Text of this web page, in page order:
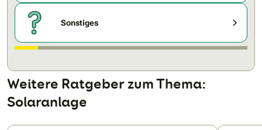
Sonstiges
Weitere Ratgeber zum Thema:
Solaranlage